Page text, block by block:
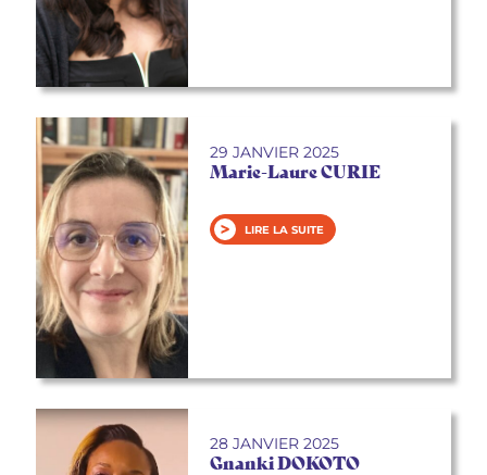
29 JANVIER 2025
Marie-Laure CURIE
LIRE LA SUITE
28 JANVIER 2025
Gnanki DOKOTO